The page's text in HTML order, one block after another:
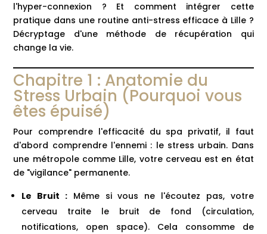
l'hyper-connexion ? Et comment intégrer cette
pratique dans une routine anti-stress efficace à Lille ?
Décryptage d'une méthode de récupération qui
change la vie.
Chapitre 1 : Anatomie du
Stress Urbain (Pourquoi vous
êtes épuisé)
Pour comprendre l'efficacité du spa privatif, il faut
d'abord comprendre l'ennemi : le stress urbain. Dans
une métropole comme Lille, votre cerveau est en état
de "vigilance" permanente.
Le Bruit : Même si vous ne l'écoutez pas, votre
cerveau traite le bruit de fond (circulation,
notifications, open space). Cela consomme de